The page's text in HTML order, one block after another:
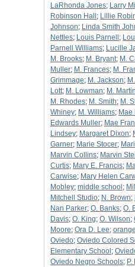
LaRhonda Jones; Larry
Robinson Hall ; Lillie
Johnson; Linda Smith
Nettles; Louis Parnell ;
Parnell Williams; Lucille
M. Brooks; M. Bryant; M.
Muller; M. Frances; M.
Grimmage; M. Jackson;
Lott; M. Lowman; M. Martin
M. Rhodes; M. Smith; M.
Whiney; M. Williams; Mae
Edwards Muller; Mae
Lindsey; Margaret Dixon;
Garner; Marie Stocer;
Marvin Collins; Marvin
Curtis; Mary E. Francis;
Carwise; Mary Helen
Mobley; middle school ;
Mitchell Studio; N. Brown;
Nan Parker; O. Banks; O.
Davis; O. King; O. Wilson;
Moore; Ora D. Lee;
Oviedo; Oviedo Colored
Elementary School ;
Oviedo Negro Schools;